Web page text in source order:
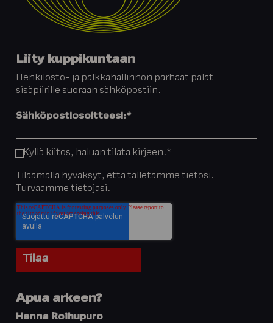
Liity kuppikuntaan
Henkilöstö- ja palkkahallinnon parhaat palat
sisäpiirille suoraan sähköpostiin.
Sähköpostiosoitteesi:*
Kyllä kiitos, haluan tilata kirjeen.*
Tilaamalla hyväksyt, että talletamme tietosi.
Turvaamme tietojasi .
Apua arkeen?
Henna Roihupuro